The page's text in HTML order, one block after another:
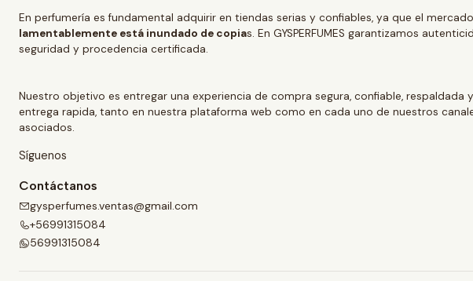
En perfumería es fundamental adquirir en tiendas serias y confiables, ya que el
lamentablemente está inundado de copias. En GYSPERFUMES garantizamos
seguridad y procedencia certificada.
Nuestro objetivo es entregar una experiencia de compra segura, confiable, respaldada
entrega rapida, tanto en nuestra plataforma web como en cada uno de nuestros
asociados.
Síguenos
Contáctanos
gysperfumes.ventas@gmail.com
+56991315084
56991315084